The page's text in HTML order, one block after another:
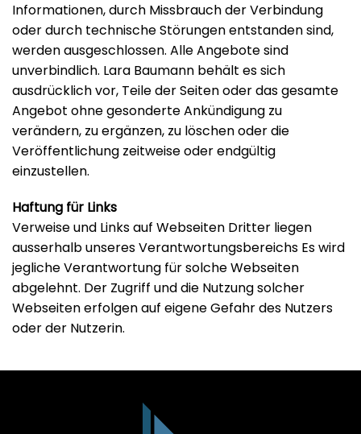
Informationen, durch Missbrauch der Verbindung
oder durch technische Störungen entstanden sind,
werden ausgeschlossen. Alle Angebote sind
unverbindlich. Lara Baumann behält es sich
ausdrücklich vor, Teile der Seiten oder das gesamte
Angebot ohne gesonderte Ankündigung zu
verändern, zu ergänzen, zu löschen oder die
Veröffentlichung zeitweise oder endgültig
einzustellen.
Haftung für Links
Verweise und Links auf Webseiten Dritter liegen
ausserhalb unseres Verantwortungsbereichs Es wird
jegliche Verantwortung für solche Webseiten
abgelehnt. Der Zugriff und die Nutzung solcher
Webseiten erfolgen auf eigene Gefahr des Nutzers
oder der Nutzerin.